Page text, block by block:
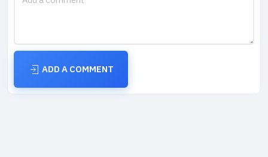
ADD A COMMENT